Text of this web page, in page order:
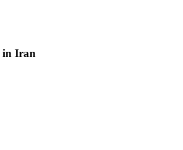
in Iran